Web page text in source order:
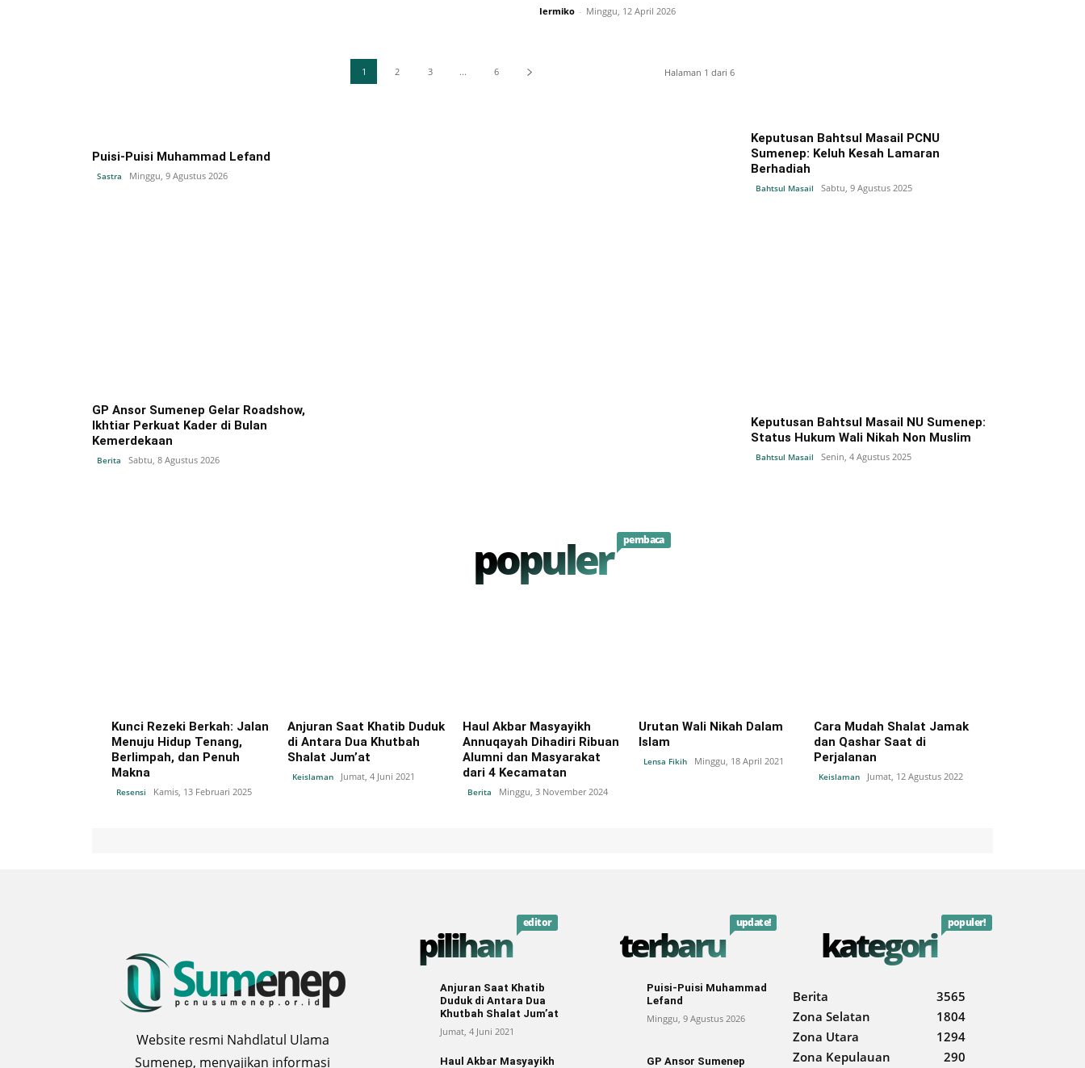
Puisi-Puisi Muhammad Lefand
Sastra Minggu, 9 Agustus 2026
GP Ansor Sumenep Gelar Roadshow,
Ikhtiar Perkuat Kader di Bulan
Kemerdekaan
Berita Sabtu, 8 Agustus 2026
Iermiko - Minggu, 12 April 2026
1 2 3 ... 6 Halaman 1 dari 6
Keputusan Bahtsul Masail PCNU
Sumenep: Keluh Kesah Lamaran
Berhadiah
Bahtsul Masail Sabtu, 9 Agustus 2025
Keputusan Bahtsul Masail NU Sumenep:
Status Hukum Wali Nikah Non Muslim
Bahtsul Masail Senin, 4 Agustus 2025
populer pembaca
Kunci Rezeki Berkah: Jalan
Menuju Hidup Tenang,
Berlimpah, dan Penuh
Makna
Resensi Kamis, 13 Februari 2025
Anjuran Saat Khatib Duduk
di Antara Dua Khutbah
Shalat Jum’at
Keislaman Jumat, 4 Juni 2021
Haul Akbar Masyayikh
Annuqayah Dihadiri Ribuan
Alumni dan Masyarakat
dari 4 Kecamatan
Berita Minggu, 3 November 2024
Urutan Wali Nikah Dalam
Islam
Lensa Fikih Minggu, 18 April 2021
Cara Mudah Shalat Jamak
dan Qashar Saat di
Perjalanan
Keislaman Jumat, 12 Agustus 2022
Website resmi Nahdlatul Ulama
Sumenep, menyajikan informasi
pilihan
editor
Anjuran Saat Khatib
Duduk di Antara Dua
Khutbah Shalat Jum’at
Jumat, 4 Juni 2021
Haul Akbar Masyayikh
terbaru
update!
Puisi-Puisi Muhammad
Lefand
Minggu, 9 Agustus 2026
GP Ansor Sumenep
kategori
populer!
Berita
3565
Zona Selatan
1804
Zona Utara
1294
Zona Kepulauan
290